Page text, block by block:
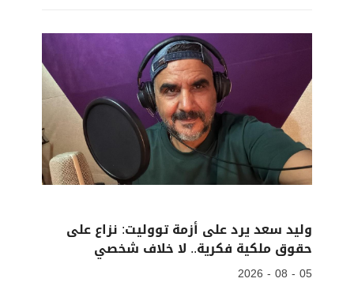
وليد سعد يرد على أزمة تووليت: نزاع على
حقوق ملكية فكرية.. لا خلاف شخصي
05 - 08 - 2026